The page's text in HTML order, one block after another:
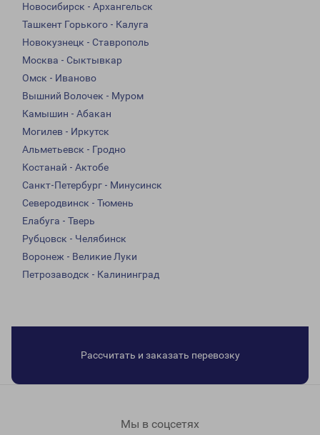
Новосибирск - Архангельск
Ташкент Горького - Калуга
Новокузнецк - Ставрополь
Москва - Сыктывкар
Омск - Иваново
Вышний Волочек - Муром
Камышин - Абакан
Могилев - Иркутск
Альметьевск - Гродно
Костанай - Актобе
Санкт-Петербург - Минусинск
Северодвинск - Тюмень
Елабуга - Тверь
Рубцовск - Челябинск
Воронеж - Великие Луки
Петрозаводск - Калининград
Рассчитать и заказать перевозку
Мы в соцсетях